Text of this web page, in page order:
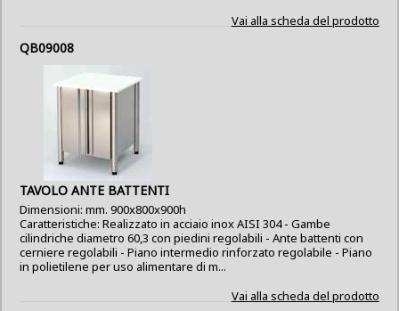
Vai alla scheda del prodotto
QB09008
TAVOLO ANTE BATTENTI
Dimensioni: mm. 900x800x900h
Caratteristiche: Realizzato in acciaio inox AISI 304 - Gambe
cilindriche diametro 60,3 con piedini regolabili - Ante battenti con
cerniere regolabili - Piano intermedio rinforzato regolabile - Piano
in polietilene per uso alimentare di m...
Vai alla scheda del prodotto